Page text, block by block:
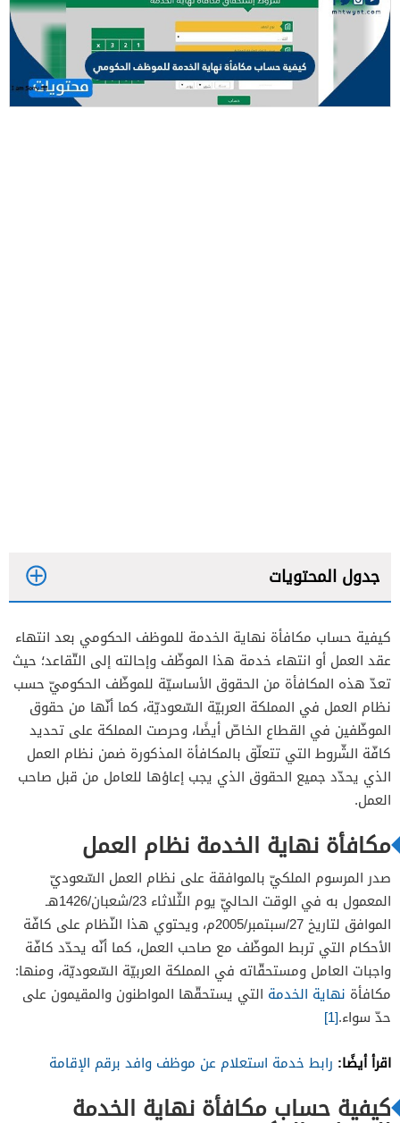
جدول المحتويات
كيفية حساب مكافأة نهاية الخدمة للموظف الحكومي بعد انتهاء
عقد العمل أو انتهاء خدمة هذا الموظّف وإحالته إلى التّقاعد؛ حيث
تعدّ هذه المكافأة من الحقوق الأساسيّة للموظّف الحكوميّ حسب
نظام العمل في المملكة العربيّة السّعوديّة، كما أنّها من حقوق
الموظّفين في القطاع الخاصّ أيضًا، وحرصت المملكة على تحديد
كافّة الشّروط التي تتعلّق بالمكافأة المذكورة ضمن نظام العمل
الذي يحدّد جميع الحقوق الذي يجب إعاؤها للعامل من قبل صاحب
العمل.
مكافأة نهاية الخدمة نظام العمل
صدر المرسوم الملكيّ بالموافقة على نظام العمل السّعوديّ
المعمول به في الوقت الحاليّ يوم الثّلاثاء 23/شعبان/1426هـ
الموافق لتاريخ 27/سبتمبر/2005م، ويحتوي هذا النّظام على كافّة
الأحكام التي تربط الموظّف مع صاحب العمل، كما أنّه يحدّد كافّة
واجبات العامل ومستحقّاته في المملكة العربيّة السّعوديّة، ومنها:
مكافأة نهاية الخدمة التي يستحقّها المواطنون والمقيمون على
حدّ سواء.[1]
اقرأ أيضًا: رابط خدمة استعلام عن موظف وافد برقم الإقامة
كيفية حساب مكافأة نهاية الخدمة